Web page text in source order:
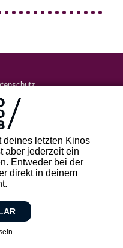
deines letzten Kinos
aber jederzeit ein
Entweder bei der
direkt in deinem